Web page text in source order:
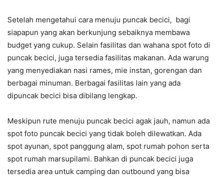
Setelah mengetahui cara menuju puncak becici, bagi
siapapun yang akan berkunjung sebaiknya membawa
budget yang cukup. Selain fasilitas dan wahana spot foto di
puncak becici, juga tersedia fasilitas makanan. Ada warung
yang menyediakan nasi rames, mie instan, gorengan dan
berbagai minuman. Berbagai fasilitas lain yang ada
dipuncak becici bisa dibilang lengkap.
Meskipun rute menuju puncak becici agak jauh, namun ada
spot foto puncak becici yang tidak boleh dilewatkan. Ada
spot ayunan, spot panggung alam, spot rumah pohon serta
spot rumah marsupilami. Bahkan di puncak becici juga
tersedia area untuk camping dan outbound yang bisa